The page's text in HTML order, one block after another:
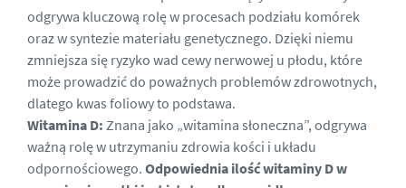
odgrywa kluczową rolę w procesach podziału komórek
oraz w syntezie materiału genetycznego. Dzięki niemu
zmniejsza się ryzyko wad cewy nerwowej u płodu, które
może prowadzić do poważnych problemów zdrowotnych,
dlatego kwas foliowy to podstawa.
Witamina D: Znana jako „witamina słoneczna”, odgrywa
ważną rolę w utrzymaniu zdrowia kości i układu
odpornościowego. Odpowiednia ilość witaminy D w